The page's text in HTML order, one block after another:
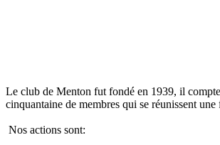
Le club de Menton fut fondé en 1939, il
cinquantaine de membres qui se réunissent une
Nos actions sont: